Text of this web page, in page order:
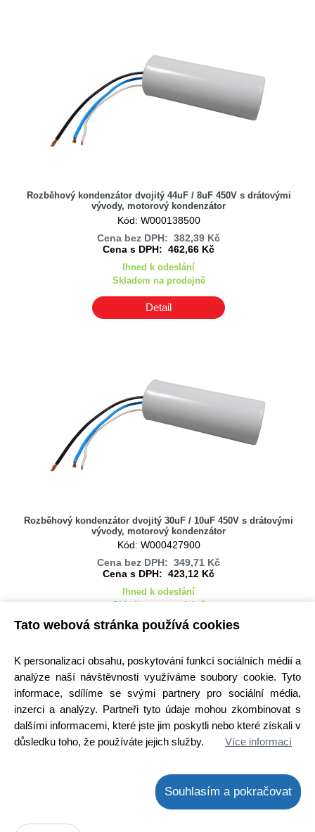
Tato webová stránka používá cookies
K personalizaci obsahu, poskytování funkcí sociálních médií a
analýze naší návštěvnosti využíváme soubory cookie. Tyto
informace, sdílíme se svými partnery pro sociální média,
inzerci a analýzy. Partneři tyto údaje mohou zkombinovat s
dalšími informacemi, které jste jim poskytli nebo které získali v
důsledku toho, že používáte jejich služby.
Více informací
Souhlasím a pokračovat
Rozběhový kondenzátor dvojitý 44uF / 8uF 450V s drátovými
vývody, motorový kondenzátor
Kód: W000138500
Cena bez DPH: 382,39 Kč
Cena s DPH: 462,66 Kč
Ihned k odeslání
Skladem na prodejně
Detail
Rozběhový kondenzátor dvojitý 30uF / 10uF 450V s drátovými
vývody, motorový kondenzátor
Kód: W000427900
Cena bez DPH: 349,71 Kč
Cena s DPH: 423,12 Kč
Ihned k odeslání
Skladem na prodejně
Detail